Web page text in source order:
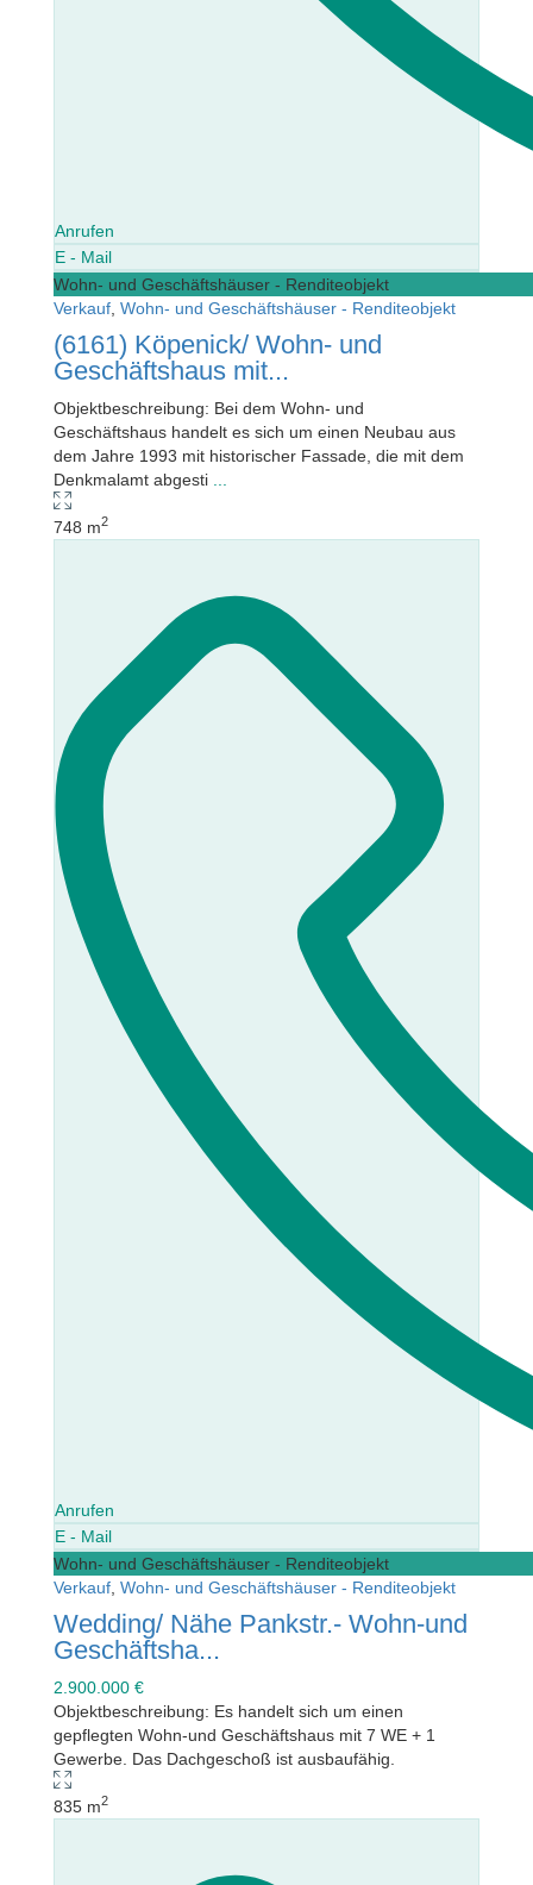
Anrufen
E - Mail
Wohn- und Geschäftshäuser - Renditeobjekt
Verkauf Wohn- und Geschäftshäuser - Renditeobjekt
(6161) Köpenick/ Wohn- und
Geschäftshaus mit...
Objektbeschreibung: Bei dem Wohn- und
Geschäftshaus handelt es sich um ei­nen Neubau aus
dem Jahre 1993 mit historischer Fassade, die mit dem
Denkmalamt abgesti
748 m2
Anrufen
E - Mail
Wohn- und Geschäftshäuser - Renditeobjekt
Verkauf Wohn- und Geschäftshäuser - Renditeobjekt
Wedding/ Nähe Pankstr.- Wohn-und
Geschäftsha...
2.900.000 €
Objektbeschreibung: Es handelt sich um einen
gepflegten Wohn-und Geschäftshaus mit 7 WE + 1
Gewerbe. Das Dachgeschoß ist ausbaufähig.
835 m2